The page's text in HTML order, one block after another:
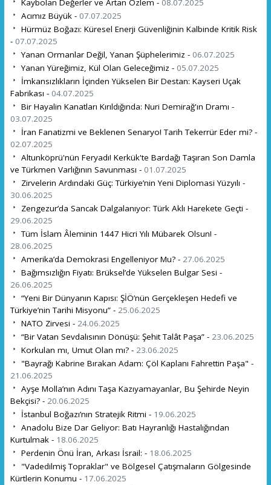
Kaybolan Değerler ve Artan Özlem - 08.07.2025
Acımız Büyük - 07.07.2025
Hürmüz Boğazı: Küresel Enerji Güvenliğinin Kalbinde Kritik Risk
- 07.07.2025
Yanan Ormanlar Değil, Yanan Şüphelerimiz - 06.07.2025
Yanan Yüreğimiz, Kül Olan Geleceğimiz - 05.07.2025
İmkansızlıkların İçinden Yükselen Bir Destan: Kayseri Uçak
Fabrikası - 04.07.2025
Bir Hayalin Kanatları Kırıldığında: Nuri Demirağ'ın Dramı -
03.07.2025
İran Fanatizmi ve Beklenen Senaryo! Tarih Tekerrür Eder mi? -
02.07.2025
Altunköprü'nün Feryadı! Kerkük'te Bardağı Taşıran Son Damla
ve Türkmen Varlığının Savunması - 01.07.2025
Zirvelerin Ardındaki Güç: Türkiye’nin Yeni Diplomasi Yüzyılı -
30.06.2025
Zengezur’da Sancak Dalgalanıyor: Türk Aklı Harekete Geçti -
29.06.2025
Tüm İslam Âleminin 1447 Hicri Yılı Mübarek Olsun! -
28.06.2025
Amerika’da Demokrasi Engelleniyor Mu? - 27.06.2025
Bağımsızlığın Fiyatı: Brüksel’de Yükselen Bulgar Sesi -
26.06.2025
“Yeni Bir Dünyanın Kapısı: ŞİÖ’nün Gerçekleşen Hedefi ve
Türkiye’nin Tarihi Misyonu” - 25.06.2025
NATO Zirvesi - 24.06.2025
“Bir Vatan Sevdalısının Dönüşü: Şehit Talât Paşa” - 23.06.2025
Korkulan mı, Umut Olan mı? - 23.06.2025
"Bayrağı Kabrine Bırakan Adam: Çöl Kaplanı Fahrettin Paşa" -
21.06.2025
Ayşe Molla’nın Adını Taşa Kazıyamayanlar, Bu Şehirde Neyin
Bekçisi? - 20.06.2025
İstanbul Boğazı’nın Stratejik Ritmi - 19.06.2025
Anadolu Bize Dar Geliyor: Batı Hayranlığı Hastalığından
Kurtulmak - 18.06.2025
Perdenin Önü İran, Arkası İsrail: - 18.06.2025
"Vadedilmiş Topraklar" ve Bölgesel Çatışmaların Gölgesinde
Kürtlerin Konumu - 17.06.2025